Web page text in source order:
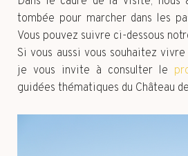
tombée pour marcher dans les
Vous pouvez suivre ci-dessous
Si vous aussi vous souhaitez
je vous invite à consulter le
guidées thématiques du Château